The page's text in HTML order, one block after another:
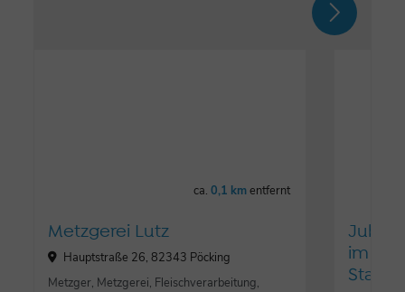
ca.0,1 kmentfernt
Metzgerei Lutz
Hauptstraße 26, 82343 Pöcking
Metzger, Metzgerei, Fleischverarbeitung,
im